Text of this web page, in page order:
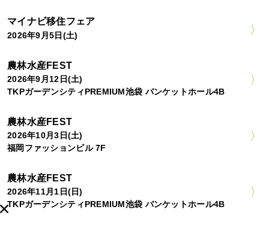
マイナビ移住フェア
2026年9月5日(土)
農林水産FEST
2026年9月12日(土)
TKPガーデンシティPREMIUM池袋 バンケットホール4B
農林水産FEST
2026年10月3日(土)
福岡ファッションビル 7F
農林水産FEST
2026年11月1日(日)
TKPガーデンシティPREMIUM池袋 バンケットホール4B